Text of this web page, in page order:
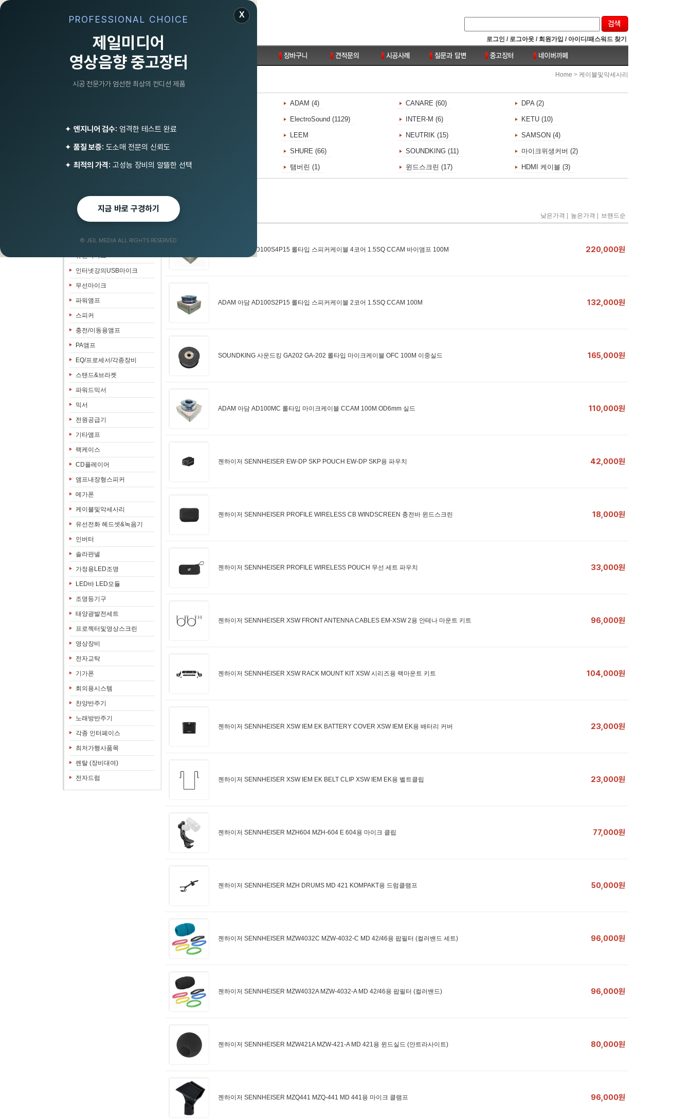
로그인 / 로그아웃 / 회원가입 / 아이디/패스워드 찾기
대면마이크(인터콤)
마이크
선거유세패키지
음향&영상패키지
유선마이크
인터넷강의USB마이크
무선마이크
파워앰프
스피커
충전/이동용앰프
PA앰프
EQ/프로세서/각종장비
스탠드&브라켓
파워드믹서
믹서
전원공급기
기타앰프
랙케이스
CD플레이어
앰프내장형스피커
메가폰
케이블및악세사리
유선전화 헤드셋&녹음기
인버터
솔라판넬
가정용LED조명
LED바 LED모듈
조명등기구
태양광발전세트
프로젝터및영상스크린
영상장비
전자교탁
기가폰
회의용시스템
찬양반주기
노래방반주기
각종 인터페이스
최저가행사품목
렌탈 (장비대여)
전자드럼
Home > 케이블및악세사리
케이블및악세사리
ADAM (4) CANARE (60) DPA (2)
ElectroSound (1129) INTER-M (6) KETU (10)
LEEM NEUTRIK (15) SAMSON (4)
SHURE (66) SOUNDKING (11) 마이크위생커버 (2)
보야 (15) 탬버린 (1) 윈드스크린 (17) HDMI 케이블 (3)
Total 낮은가격 높은가격 브랜드순
ADAM 아담 AD100S4P15 롤타입 스피커케이블 4코어 1.5SQ CCAM 바이앰프 100M 220,000원
ADAM 아담 AD100S2P15 롤타입 스피커케이블 2코어 1.5SQ CCAM 100M 132,000원
SOUNDKING 사운드킹 GA202 GA-202 롤타입 마이크케이블 OFC 100M 이중실드 165,000원
ADAM 아담 AD100MC 롤타입 마이크케이블 CCAM 100M OD6mm 실드 110,000원
젠하이저 SENNHEISER EW-DP SKP POUCH EW-DP SKP용 파우치 42,000원
젠하이저 SENNHEISER PROFILE WIRELESS CB WINDSCREEN 충전바 윈드스크린 18,000원
젠하이저 SENNHEISER PROFILE WIRELESS POUCH 무선 세트 파우치 33,000원
젠하이저 SENNHEISER XSW FRONT ANTENNA CABLES EM-XSW 2용 안테나 마운트 키트 96,000원
젠하이저 SENNHEISER XSW RACK MOUNT KIT XSW 시리즈용 랙마운트 키트 104,000원
젠하이저 SENNHEISER XSW IEM EK BATTERY COVER XSW IEM EK용 배터리 커버 23,000원
젠하이저 SENNHEISER XSW IEM EK BELT CLIP XSW IEM EK용 벨트클립 23,000원
젠하이저 SENNHEISER MZH604 MZH-604 E 604용 마이크 클립 77,000원
젠하이저 SENNHEISER MZH DRUMS MD 421 KOMPAKT용 드럼클램프 50,000원
젠하이저 SENNHEISER MZW4032C MZW-4032-C MD 42/46용 팝필터 (컬러밴드 세트) 96,000원
젠하이저 SENNHEISER MZW4032A MZW-4032-A MD 42/46용 팝필터 (컬러밴드) 96,000원
젠하이저 SENNHEISER MZW421A MZW-421-A MD 421용 윈드실드 (안트라사이트) 80,000원
젠하이저 SENNHEISER MZQ441 MZQ-441 MD 441용 마이크 클램프 96,000원
X
PROFESSIONAL CHOICE
제일미디어
영상음향 중고장터
시공 전문가가 엄선한 최상의 컨디션 제품
✦ 엔지니어 검수: 엄격한 테스트 완료
✦ 품질 보증: 도소매 전문의 신뢰도
✦ 최적의 가격: 고성능 장비의 알뜰한 선택
지금 바로 구경하기
© JEIL MEDIA ALL RIGHTS RESERVED